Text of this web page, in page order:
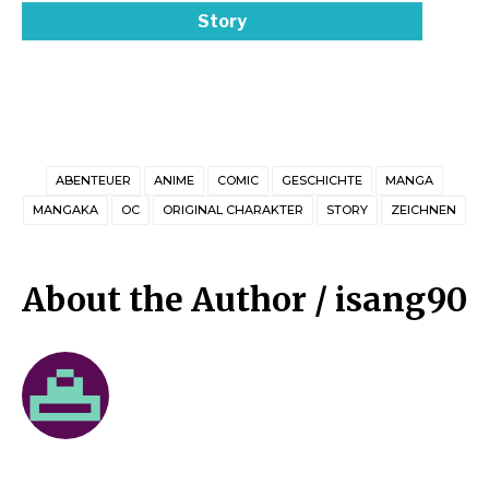
Story
ABENTEUER ANIME COMIC GESCHICHTE
MANGA
MANGAKA
OC ORIGINAL CHARAKTER STORY ZEICHNEN
About the Author / isang90